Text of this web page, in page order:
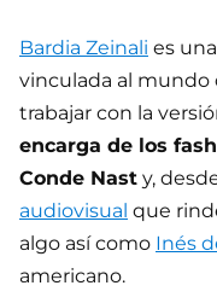
Bardia Zeinali es
vinculada al mundo
trabajar con la
encarga de los
Conde Nast y,
audiovisual que
algo así como Inés
americano.